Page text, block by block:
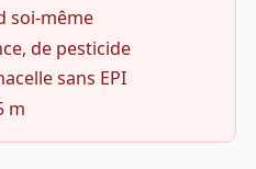
soi-même
de pesticide
sans EPI
m